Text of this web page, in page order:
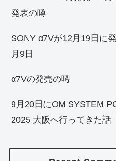
発表の噂
SONY α7Vが12月19日に
月9日
α7Vの発売の噂
9月20日にOM SYSTEM
2025 大阪へ行ってきた話